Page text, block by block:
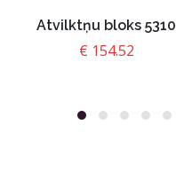
Atvilktņu bloks 5310
€ 154.52